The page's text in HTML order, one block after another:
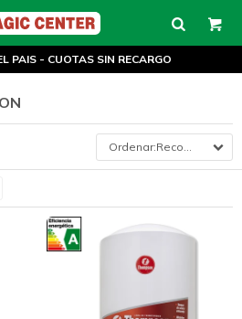
PAIS - CUOTAS SIN RECARGO
Recomendados